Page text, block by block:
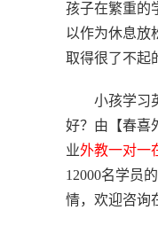
孩子在繁重的
以作为休息放
取得很了不起
小孩学习英
好？由【春喜
业外教一对一
12000名学员
情，欢迎咨询